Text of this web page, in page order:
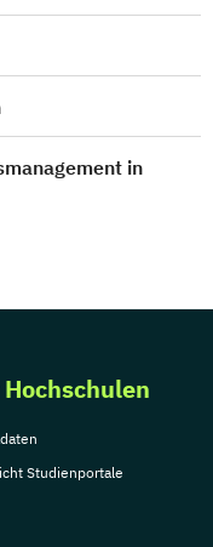
in
Studienportale